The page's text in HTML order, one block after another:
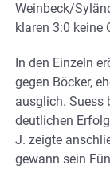
Weinbeck/
klaren 3:0 keine
In den Einzeln
gegen Böcker,
ausglich. Suess
deutlichen
J. zeigte
gewann sein